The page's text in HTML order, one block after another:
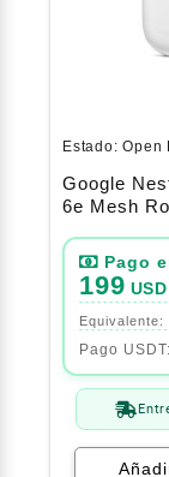
Estado:Open
Google
6e Mesh
199 USD